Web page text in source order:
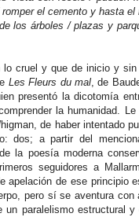
el cemento y hasta el
los árboles / plazas y
cruel y que de inicio y sin
Les Fleurs du mal, de
presentó la dicotomía
la humanidad.
de haber intentado
dos; a partir del
la poesía moderna
seguidores a
apelación de ese principio
pero sí se aventura con
un paralelismo estructural